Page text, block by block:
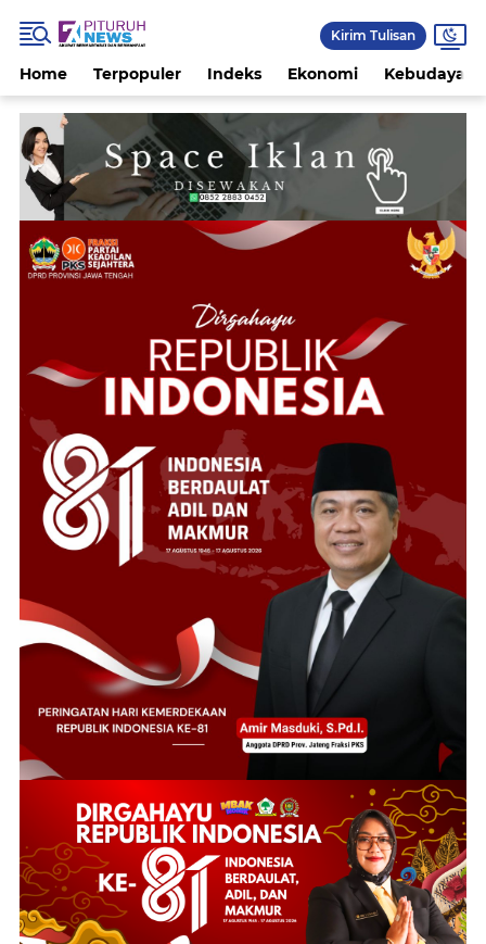
Kirim Tulisan
Home Terpopuler Indeks Ekonomi Kebudayaan